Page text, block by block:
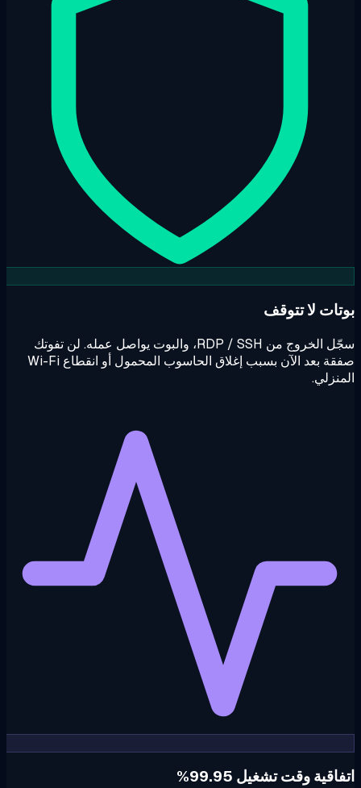
لا تتوقف
سجّل الخروج من RDP / SSH، والبوت يواصل عمله. لن تفوتك
صفقة بعد الآن بسبب إغلاق الحاسوب المحمول أو انقطاع Wi-Fi
وقت تشغيل 99.95%